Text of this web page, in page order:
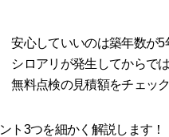
心していいのは築年数が5
ロアリが発生してからで
料点検の見積額をチェック
ト3つを細かく解説します！